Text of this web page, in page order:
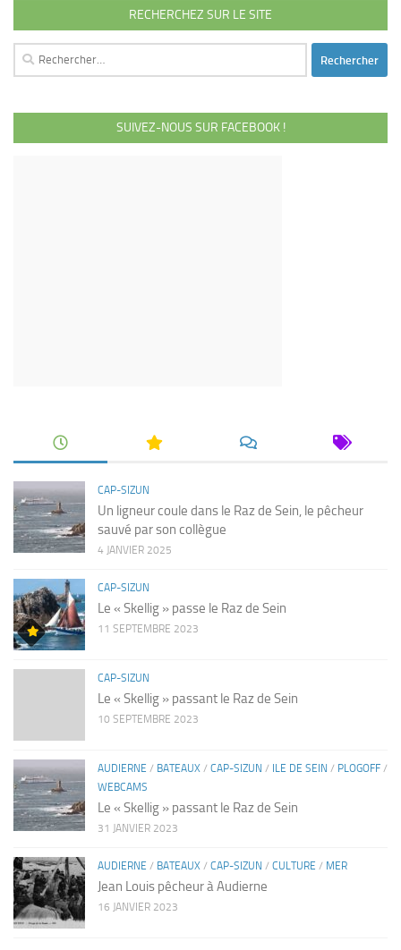
RECHERCHEZ SUR LE SITE
Rechercher :
SUIVEZ-NOUS SUR FACEBOOK !
CAP-SIZUN
Un ligneur coule dans le Raz de Sein, le pêcheur
sauvé par son collègue
4 JANVIER 2025
CAP-SIZUN
Le « Skellig » passe le Raz de Sein
11 SEPTEMBRE 2023
CAP-SIZUN
Le « Skellig » passant le Raz de Sein
10 SEPTEMBRE 2023
AUDIERNE / BATEAUX / CAP-SIZUN / ILE DE SEIN / PLOGOFF /
WEBCAMS
Le « Skellig » passant le Raz de Sein
31 JANVIER 2023
AUDIERNE / BATEAUX / CAP-SIZUN / CULTURE / MER
Jean Louis pêcheur à Audierne
16 JANVIER 2023